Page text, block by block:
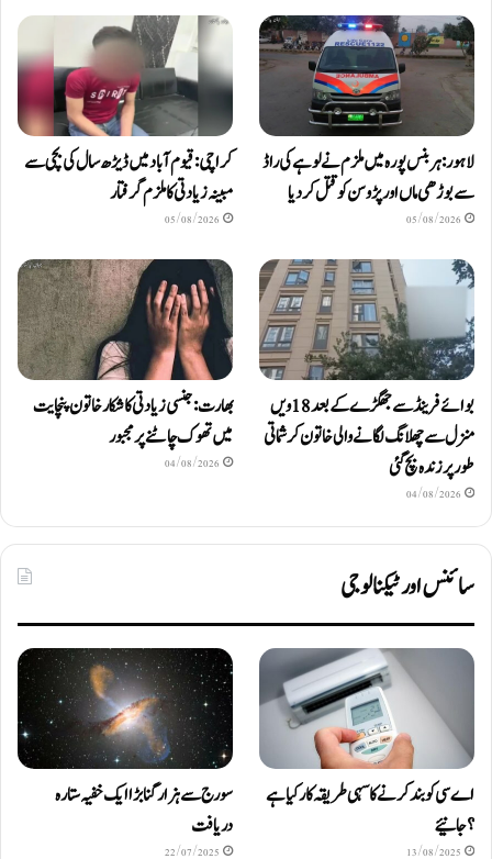
لاہور: ہربنس پورہ میں ملزم نے لوہے کی راڈ
سے بوڑھی ماں اور پڑوسن کو قتل کر دیا
05/08/2026
کراچی: قیوم آباد میں ڈیڑھ سال کی بچی سے
مبینہ زیادتی کا ملزم گرفتار
05/08/2026
بوائے فرینڈ سے جھگڑے کے بعد 18 ویں
منزل سے چھلانگ لگانے والی خاتون کرشماتی
طور پر زندہ بچ گئی
04/08/2026
بھارت: جنسی زیادتی کا شکار خاتون پنچایت
میں تھوک چاٹنے پر مجبور
04/08/2026
سائنس اور ٹیکنالوجی
اے سی کو بند کرنے کا سہی طریقہ کار کیا ہے
؟ جانیئے
13/08/2025
سورج سے ہزار گنا بڑا ایک خفیہ ستارہ
دریافت
22/07/2025